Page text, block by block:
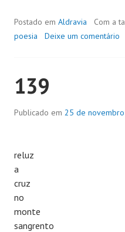
Postado em Aldravia Com a
poesia
Deixe um comentário
139
Publicado em 25 de
reluz
a
cruz
no
monte
sangrento